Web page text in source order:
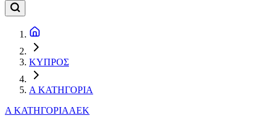
ΚΥΠΡΟΣ
Α ΚΑΤΗΓΟΡΙΑ
Α ΚΑΤΗΓΟΡΙΑΑΕΚ